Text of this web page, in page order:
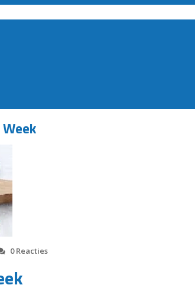
0 Reacties